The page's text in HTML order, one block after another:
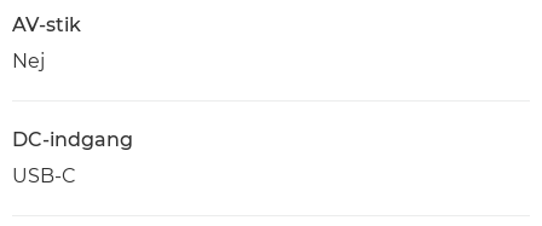
AV-stik
Nej
DC-indgang
USB-C